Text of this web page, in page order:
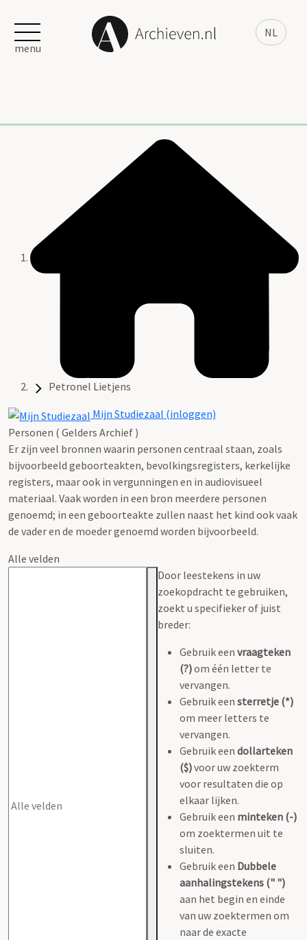
NL
menu
Petronel Lietjens
Mijn Studiezaal (inloggen)
Personen ( Gelders Archief )
Er zijn veel bronnen waarin personen centraal staan, zoals
bijvoorbeeld geboorteakten, bevolkingsregisters, kerkelijke
registers, maar ook in vergunningen en in audiovisueel
materiaal. Vaak worden in een bron meerdere personen
genoemd; in een geboorteakte zullen naast het kind ook vaak
de vader en de moeder genoemd worden bijvoorbeeld.
Alle velden
Door leestekens in uw
zoekopdracht te gebruiken,
zoekt u specifieker of juist
breder:
Gebruik een vraagteken
(?)om één letter te
vervangen.
Gebruik een sterretje (*)
om meer letters te
vervangen.
Gebruik een dollarteken
($)voor uw zoekterm
voor resultaten die op
elkaar lijken.
Gebruik een minteken (-)
om zoektermen uit te
sluiten.
Gebruik een Dubbele
aanhalingstekens (" ")
aan het begin en einde
van uw zoektermen om
naar de exacte